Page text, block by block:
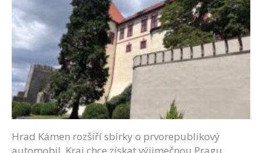
Hrad Kámen rozšíří sbírky o prvorepublikový
automobil. Kraj chce získat výjimečnou Pragu